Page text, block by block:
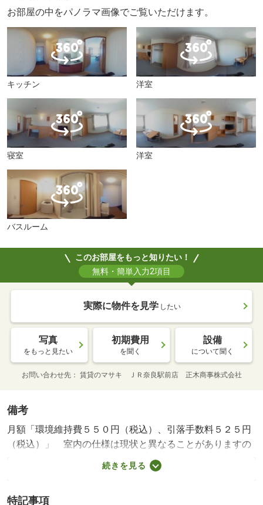
お部屋の中をパノラマ画像でご覧いただけます。
キッチン 洋室
寝室 洋室
バスルーム
このお部屋をもっと知りたい！
無料・簡単入力2項目
実際に物件を見学 したい
写真
をもっと見たい
初期費用
を聞く
設備
について聞く
お問い合わせ先 賃貸のマサキ ＪＲ奈良駅前店 正木商事株式会社
備考
月額「環境維持費５５０円（税込）、引落手数料５２５円
（税込）」 室内の仕様は現状と異なることがありますの
で、詳しくはスタッフまでご確認下さい。 【設備・特記
事項備考】学生歓迎・専用バス・専用トイレ・電気コンロ/
続きを見る
特記事項